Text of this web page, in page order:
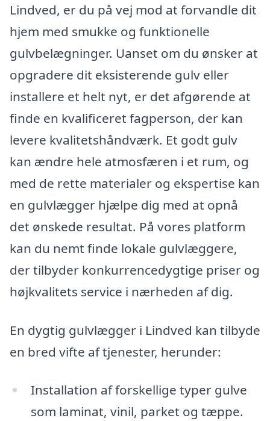
Lindved, er du på vej mod at forvandle dit
hjem med smukke og funktionelle
gulvbelægninger. Uanset om du ønsker at
opgradere dit eksisterende gulv eller
installere et helt nyt, er det afgørende at
finde en kvalificeret fagperson, der kan
levere kvalitetshåndværk. Et godt gulv
kan ændre hele atmosfæren i et rum, og
med de rette materialer og ekspertise kan
en gulvlægger hjælpe dig med at opnå
det ønskede resultat. På vores platform
kan du nemt finde lokale gulvlæggere,
der tilbyder konkurrencedygtige priser og
højkvalitets service i nærheden af dig.
En dygtig gulvlægger i Lindved kan tilbyde
en bred vifte af tjenester, herunder:
Installation af forskellige typer gulve
som laminat, vinil, parket og tæppe.